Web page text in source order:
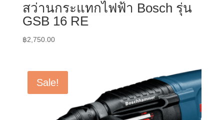
สว่านกระแทกไฟฟ้า Bosch รุ่น
GSB 16 RE
฿2,750.00
Sale!